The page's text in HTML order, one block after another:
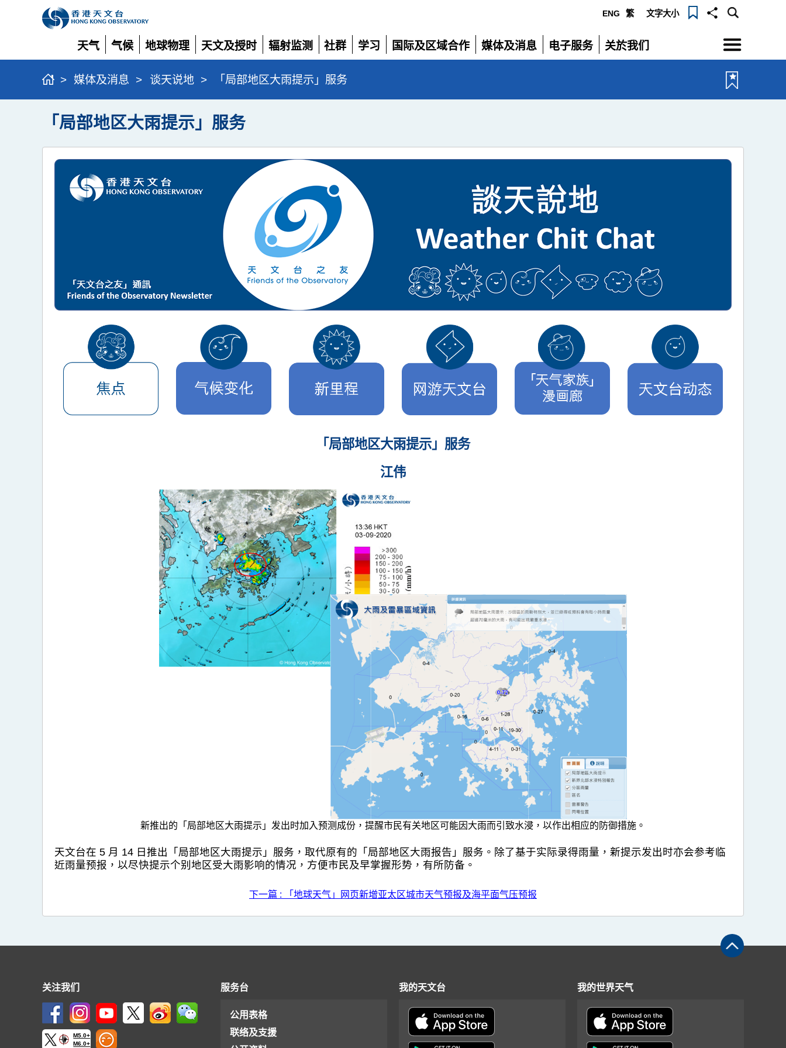
ENG 繁 文字大小
天气
展
开
气候
展
开
地球物理
展
开
天文及授时
展
开
辐射监测
展
开
社群
展
开
学习
展
国际及区域合作
展
媒体及消息
展
电子服务
展
关於我们
展
选
单
> 媒体及消息 > 谈天说地 > 「局部地区大雨提示」服务
「局部地区大雨提示」服务
「局部地区大雨提示」服务
江伟
新推出的「局部地区大雨提示」发出时加入预测成份，提醒市民有关地区可能因大雨而引致水浸，以作出相应的防御措施。
天文台在 5 月 14 日推出「局部地区大雨提示」服务，取代原有的「局部地区大雨报告」服务。除了基于实际录得雨量，新提示发出时亦会参考临
近雨量预报，以尽快提示个别地区受大雨影响的情况，方便市民及早掌握形势，有所防备。
下一篇 : 「地球天气」网页新增亚太区城市天气预报及海平面气压预报
关注我们
M5.0+
M6.0+
服务台
公用表格
联络及支援
我的天文台 我的世界天气